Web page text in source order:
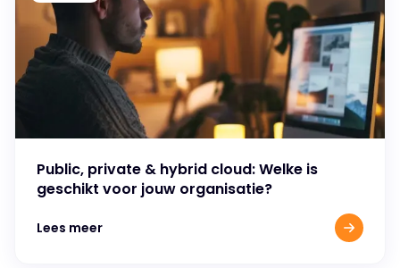
Public, private & hybrid cloud: Welke is
geschikt voor jouw organisatie?
Lees meer